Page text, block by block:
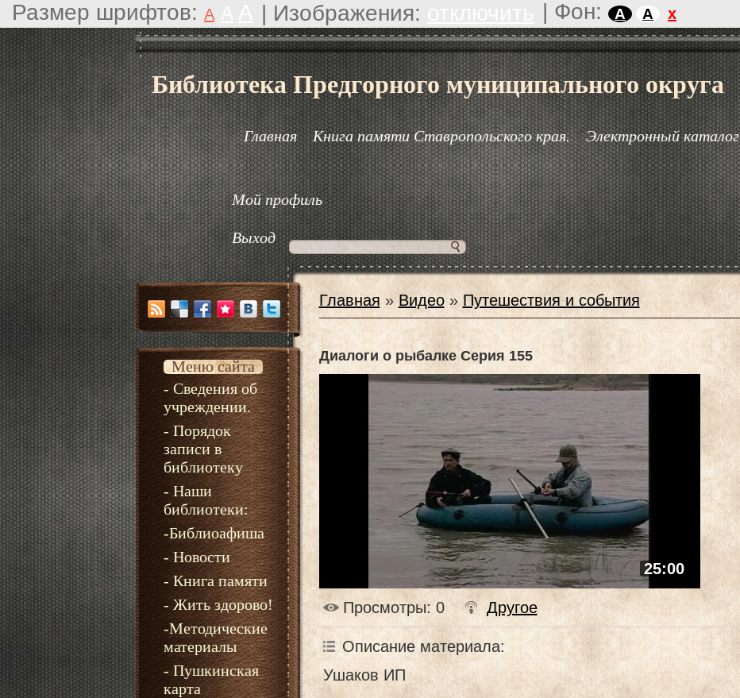
Размер шрифтов: A | Изображения: | Фон: A A x
Библиотека Предгорного муниципального округа
Главная Книга памяти Ставропольского края. Электронный каталог
Мой профиль
Выход
Меню сайта
- Сведения об
учреждении.
- Порядок
записи в
библиотеку
- Наши
библиотеки:
-Библиоафиша
- Новости
- Книга памяти
- Жить здорово!
-Методические
материалы
- Пушкинская
карта
Главная »Видео» Путешествия и события
Диалоги о рыбалке Серия 155
25:00
Просмотры: 0 Другое
Описание материала:
Ушаков ИП